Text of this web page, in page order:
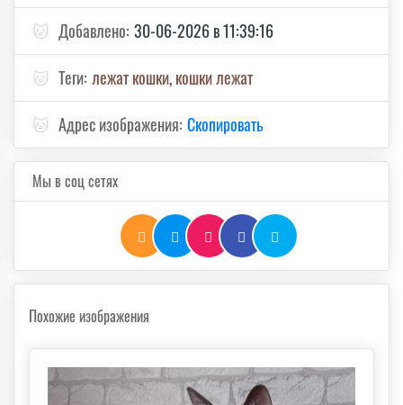
🐱 Добавлено: 30-06-2026 в 11:39:16
🐱 Теги: лежат кошки,кошки лежат
🐱 Адрес изображения: Скопировать
Мы в соц сетях
Похожие изображения